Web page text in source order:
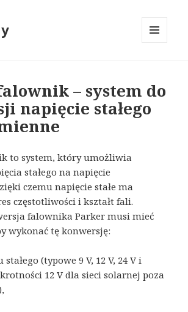
– system do
napięcie stałego
to system, który umożliwia
stałego na napięcie
czemu napięcie stałe ma
częstotliwości i kształt fali.
falownika Parker musi mieć
wykonać tę konwersję:
stałego (typowe 9 V, 12 V, 24 V i
12 V dla sieci solarnej poza